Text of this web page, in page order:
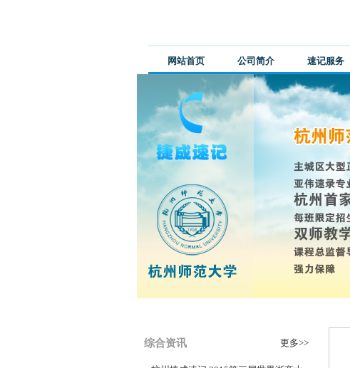
网站首页 公司简介 速记服务
综合资讯 更多>>